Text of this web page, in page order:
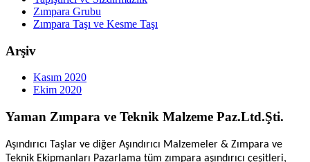
Zımpara Grubu
Zımpara Taşı ve Kesme Taşı
Arşiv
Kasım 2020
Ekim 2020
Yaman Zımpara ve Teknik Malzeme Paz.Ltd.Şti.
Aşındırıcı Taşlar ve diğer Aşındırıcı Malzemeler & Zımpara ve
Teknik Ekipmanları Pazarlama tüm zımpara aşındırıcı çeşitleri,